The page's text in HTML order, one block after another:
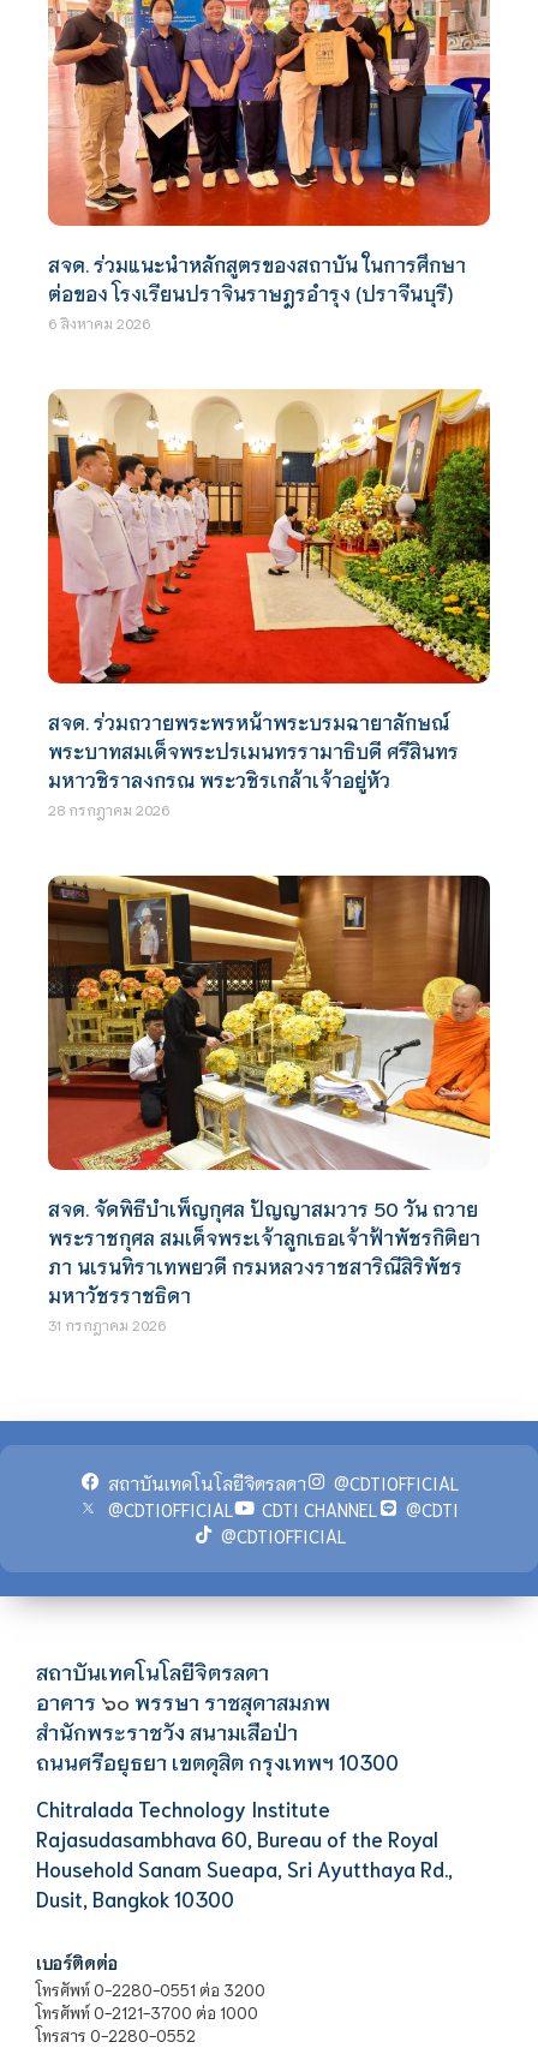
สจด. ร่วมแนะนำหลักสูตรของสถาบัน ในการศึกษา
ต่อของ โรงเรียนปราจินราษฎรอำรุง (ปราจีนบุรี)
6 สิงหาคม 2026
สจด. ร่วมถวายพระพรหน้าพระบรมฉายาลักษณ์
พระบาทสมเด็จพระปรเมนทรรามาธิบดี ศรีสินทร
มหาวชิราลงกรณ พระวชิรเกล้าเจ้าอยู่หัว
28 กรกฎาคม 2026
สจด. จัดพิธีบำเพ็ญกุศล ปัญญาสมวาร 50 วัน ถวาย
พระราชกุศล สมเด็จพระเจ้าลูกเธอเจ้าฟ้าพัชรกิติยา
ภา นเรนทิราเทพยวดี กรมหลวงราชสาริณีสิริพัชร
มหาวัชรราชธิดา
31 กรกฎาคม 2026
สถาบันเทคโนโลยีจิตรลดา
@CDTIOFFICIAL
@CDTIOFFICIAL
CDTI CHANNEL
@CDTI
@CDTIOFFICIAL
สถาบันเทคโนโลยีจิตรลดา
อาคาร ๖๐ พรรษา ราชสุดาสมภพ
สำนักพระราชวัง สนามเสือป่า
ถนนศรีอยุธยา เขตดุสิต กรุงเทพฯ 10300
Chitralada Technology Institute
Rajasudasambhava 60, Bureau of the Royal
Household Sanam Sueapa, Sri Ayutthaya Rd.,
Dusit, Bangkok 10300
เบอร์ติดต่อ
โทรศัพท์ 0-2280-0551 ต่อ 3200
โทรศัพท์ 0-2121-3700 ต่อ 1000
โทรสาร 0-2280-0552